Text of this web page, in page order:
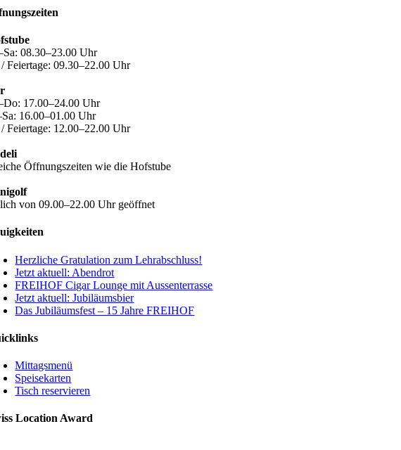
08.30–23.00 Uhr
Feiertage: 09.30–22.00 Uhr
17.00–24.00 Uhr
16.00–01.00 Uhr
Feiertage: 12.00–22.00 Uhr
Öffnungszeiten wie die Hofstube
von 09.00–22.00 Uhr geöffnet
Herzliche Gratulation zum Lehrabschluss!
Jetzt aktuell: Abendrot
FREIHOF Cigar Lounge mit Aussenterrasse
Jetzt aktuell: Jubiläumsbier
Das Jubiläumsfest – 15 Jahre FREIHOF
Mittagsmenü
Speisekarten
Tisch reservieren
Location Award